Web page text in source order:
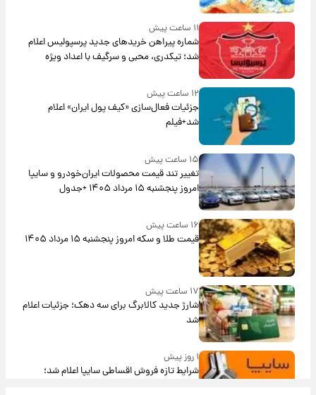
۱۱ ساعت پیش
شماره پیراهن خریدهای جدید پرسپولیس اعلام
شد؛ تیکدری، محبی و سرگیف با اعداد ویژه
۱۲ ساعت پیش
جزئیات فعال‌سازی «کیف پول ایران» اعلام
شد+فیلم
۱۵ ساعت پیش
تغییر تند قیمت محصولات ایران‌خودرو و سایپا
امروز پنجشنبه ۱۵ مرداد ۱۴۰۵ +جدول
۱۶ ساعت پیش
قیمت طلا و سکه امروز پنجشنبه ۱۵ مرداد ۱۴۰۵
۱۷ ساعت پیش
شارژ جدید کالابرگ برای سه دهک؛ جزئیات اعلام
شد
۱ روز پیش
شرایط تازه فروش اقساطی سایپا اعلام شد؛